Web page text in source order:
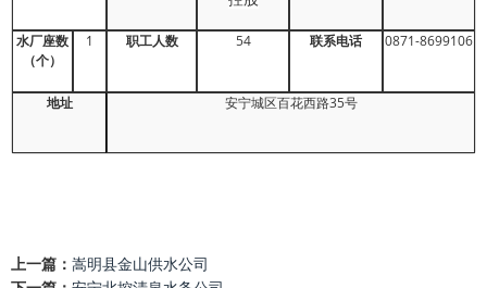
水厂座数
（个）
1 职工人数 54 联系电话 0871-8699106
地址 安宁城区百花西路35号
上一篇： 嵩明县金山供水公司